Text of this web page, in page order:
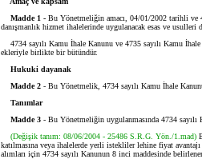
Madde 1 - Bu Yönetmeliğin amacı, 04/01/2002 tarihli ve
danışmanlık hizmet ihalelerinde uygulanacak esas ve usulleri
4734 sayılı Kamu İhale Kanunu ve 4735 sayılı Kamu
ekleriyle birlikte bir bütündür.
Hukuki dayanak
Madde 2 - Bu Yönetmelik, 4734 sayılı Kamu İhale
Tanımlar
Madde 3 - Bu Yönetmeliğin uygulanmasında 4734 sayılı
(Değişik tanım: 08/06/2004 - 25486 S.R.G. Yön./1.mad)
katılmasına veya ihalelerde yerli istekliler lehine fiyat
alımları için 4734 sayılı Kanunun 8 inci maddesinde